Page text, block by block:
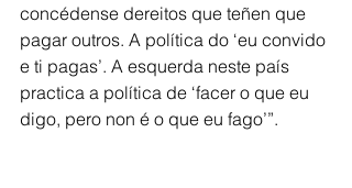
concédense dereitos que teñen que
pagar outros. A política do ‘eu convido
e ti pagas’. A esquerda neste país
practica a política de ‘facer o que eu
digo, pero non é o que eu fago’”.